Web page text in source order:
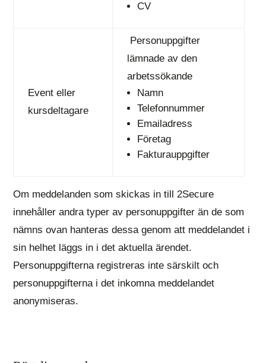
CV
Event eller
kursdeltagare
Personuppgifter
lämnade av den
arbetssökande
Namn
Telefonnummer
Emailadress
Företag
Fakturauppgifter
Om meddelanden som skickas in till 2Secure
innehåller andra typer av personuppgifter än de som
nämns ovan hanteras dessa genom att meddelandet i
sin helhet läggs in i det aktuella ärendet.
Personuppgifterna registreras inte särskilt och
personuppgifterna i det inkomna meddelandet
anonymiseras.